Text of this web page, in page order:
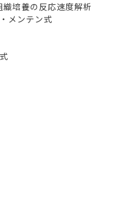
培養の反応速度解析
メンテン式